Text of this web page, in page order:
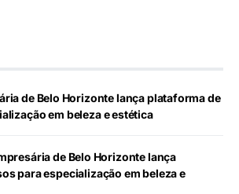
de Belo Horizonte lança plataforma de
em beleza e estética
de Belo Horizonte lança
para especialização em beleza e